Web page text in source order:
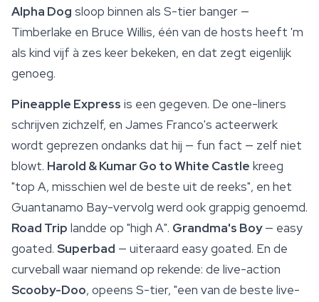
Alpha Dog sloop binnen als S-tier banger —
Timberlake en Bruce Willis, één van de hosts heeft 'm
als kind vijf à zes keer bekeken, en dat zegt eigenlijk
genoeg.
Pineapple Express is een gegeven. De one-liners
schrijven zichzelf, en James Franco's acteerwerk
wordt geprezen ondanks dat hij — fun fact — zelf niet
blowt. Harold & Kumar Go to White Castle kreeg
"top A, misschien wel de beste uit de reeks", en het
Guantanamo Bay-vervolg werd ook grappig genoemd.
Road Trip landde op "high A". Grandma's Boy— easy
goated. Superbad — uiteraard easy goated. En de
curveball waar niemand op rekende: de live-action
Scooby-Doo, opeens S-tier, "een van de beste live-